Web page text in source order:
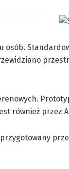
osób.
również przez